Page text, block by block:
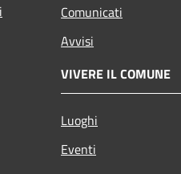
Comunicati
Avvisi
VIVERE IL COMUNE
Luoghi
Eventi